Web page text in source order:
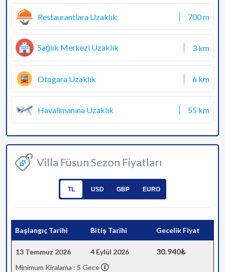
Restaurantlara Uzaklık 700 m
Sağlık Merkezi Uzaklık 3 km
Otogara Uzaklık 6 km
Havalimanına Uzaklık 55 km
Villa Füsun Sezon Fiyatları
TL USD GBP EURO
Başlangıç Tarihi Bitiş Tarihi Gecelik Fiyat
13 Temmuz 2026 4 Eylül 2026 30.940₺
Minimum Kiralama : 5 Gece